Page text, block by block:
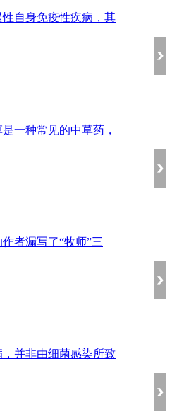
自身免疫性疾病，其
一种常见的中草药，
者漏写了“牧师”三
并非由细菌感染所致